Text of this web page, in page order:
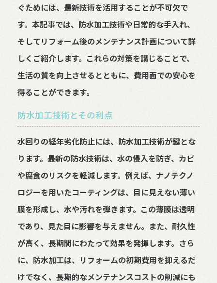
ぐためには、最新技術を活用することが不可欠で
す。本記事では、防水加工技術や日常的な手入れ、
そしてリフォーム後のメンテナンス計画について詳
しくご紹介します。これらの対策を講じることで、
生活の質を向上させるとともに、費用面での安心を
得ることができます。
防水加工技術とその利点
水回りの経年劣化防止には、防水加工技術が鍵とな
ります。最新の防水技術は、水の侵入を防ぎ、カビ
や腐食のリスクを軽減します。例えば、ナノテクノ
ロジーを用いたコーティングは、目に見えない薄い
膜を形成し、水や汚れを弾きます。この薄膜は透明
であり、見た目に影響を与えません。また、耐久性
が高く、長期間にわたって効果を発揮します。さら
に、防水加工は、リフォームの初期費用を抑えるだ
けでなく、長期的なメンテナンスコストの削減にも